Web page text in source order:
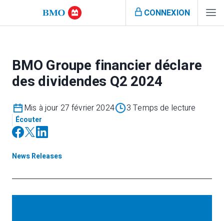
CONNEXION
BMO Groupe financier déclare
des dividendes Q2 2024
Mis à jour 27 février 2024 3 Temps de lecture
Écouter
News Releases